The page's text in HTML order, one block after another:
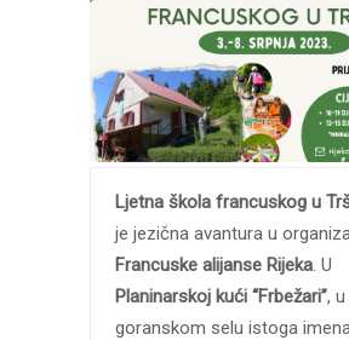
Ljetna škola francuskog u
je jezična avantura u
Francuske alijanse Rijeka. U
Planinarskoj kući “Frbežari”,
goranskom selu istoga imena